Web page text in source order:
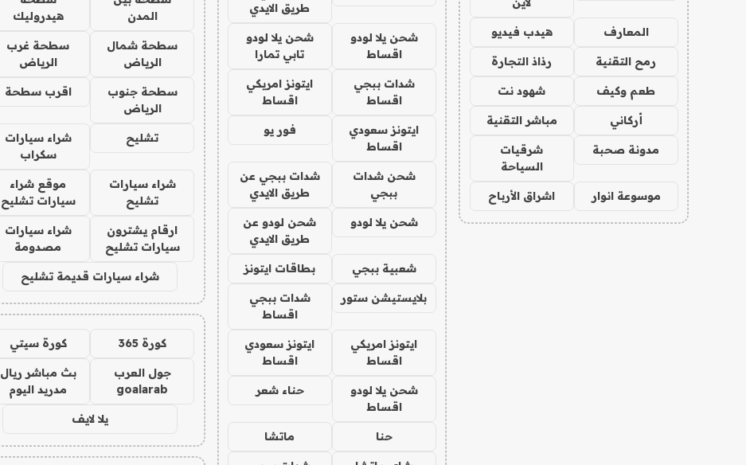
المعارف هيدب فيديو
رمح التقنية رذاذ التجارة
طعم وكيف شهود نت
أركاني مباشر التقنية
مدونة صحبة
شرقيات
السياحة
موسوعة انوار اشراق الأرباح
طريق الايدي
شحن يلا لودو
اقساط
شحن يلا لودو
تابي تمارا
شدات ببجي
اقساط
ايتونز امريكي
اقساط
ايتونز سعودي
اقساط
فور يو
شحن شدات
ببجي
شدات ببجي عن
طريق الايدي
شحن يلا لودو
شحن لودو عن
طريق الايدي
شعبية ببجي بطاقات ايتونز
بلايستيشن ستور
شدات ببجي
اقساط
ايتونز امريكي
اقساط
ايتونز سعودي
اقساط
شحن يلا لودو
اقساط
حناء شعر
حنا ماتشا
المدن
هيدروليك
سطحة شمال
الرياض
سطحة غرب
الرياض
سطحة جنوب
الرياض
اقرب سطحة
تشليح
شراء سيارات
سكراب
شراء سيارات
تشليح
موقع شراء
سيارات تشليح
ارقام يشترون
سيارات تشليح
شراء سيارات
مصدومة
شراء سيارات قديمة تشليح
كورة 365 كورة سيتي
جول العرب
goalarab
بث مباشر ريال
مدريد اليوم
يلا لايف